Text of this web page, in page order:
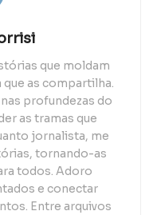
que moldam
as compartilha.
profundezas do
as tramas que
jornalista, me
tornando-as
todos. Adoro
e conectar
Entre arquivos